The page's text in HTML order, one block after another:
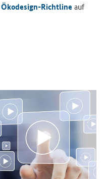
​Richtline auf